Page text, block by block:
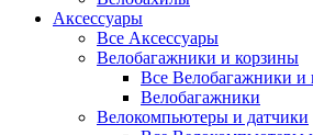
Аксессуары
Все Аксессуары
Велобагажники и корзины
Все Велобагажники и
Велобагажники
Велокомпьютеры и датчики